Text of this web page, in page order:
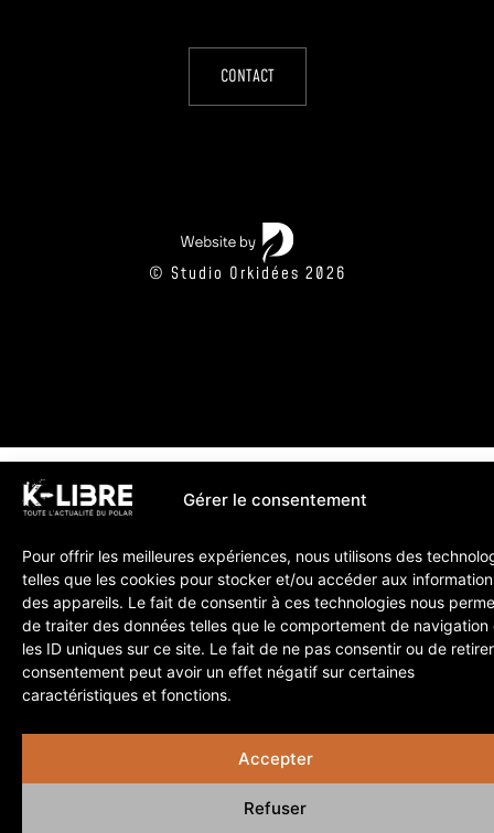
Gérer le consentement
Pour offrir les meilleures expériences, nous utilisons des
telles que les cookies pour stocker et/ou accéder aux
des appareils. Le fait de consentir à ces technologies nous
de traiter des données telles que le comportement de navigation
les ID uniques sur ce site. Le fait de ne pas consentir ou de
consentement peut avoir un effet négatif sur certaines
caractéristiques et fonctions.
Accepter
Refuser
CONTACT
© Studio Orkidées 2026